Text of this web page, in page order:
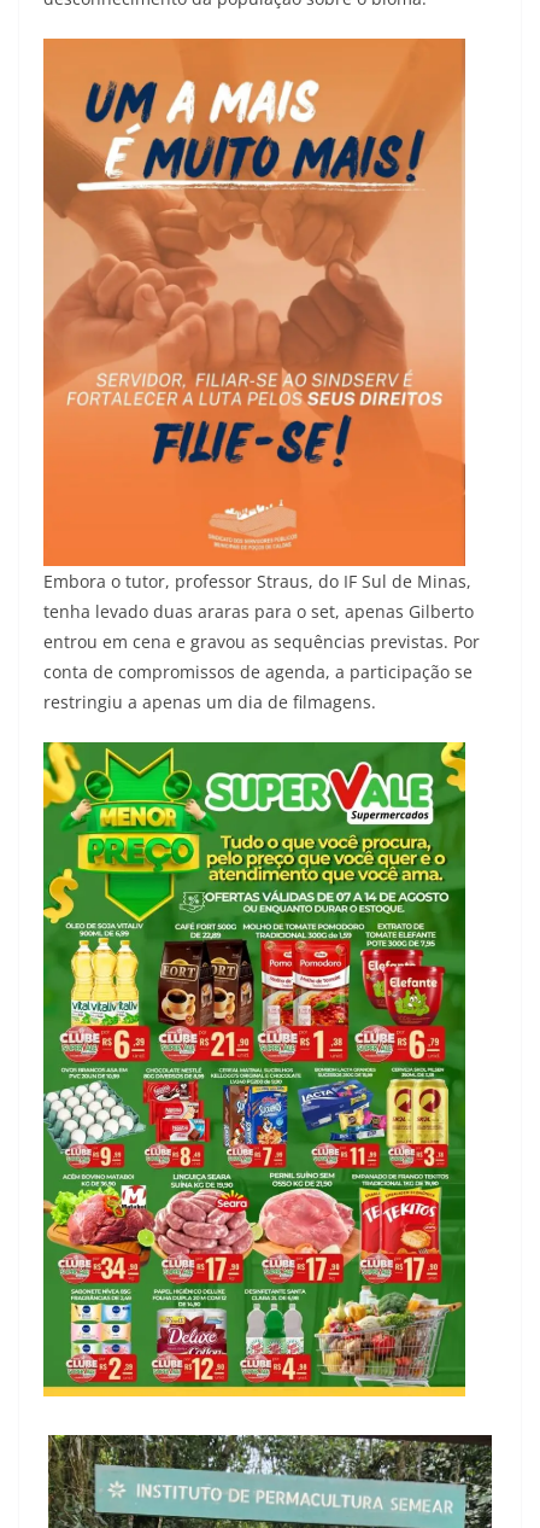
Embora o tutor, professor Straus, do IF Sul de Minas,
tenha levado duas araras para o set, apenas Gilberto
entrou em cena e gravou as sequências previstas. Por
conta de compromissos de agenda, a participação se
restringiu a apenas um dia de filmagens.